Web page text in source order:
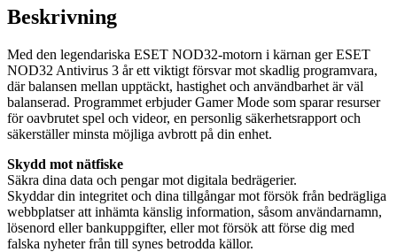
Ny
licens
Beskrivning
Med den legendariska ESET NOD32-motorn i kärnan ger ESET
NOD32 Antivirus 3 år ett viktigt försvar mot skadlig programvara,
där balansen mellan upptäckt, hastighet och användbarhet är väl
balanserad. Programmet erbjuder Gamer Mode som sparar resurser
för oavbrutet spel och videor, en personlig säkerhetsrapport och
säkerställer minsta möjliga avbrott på din enhet.
Skydd mot nätfiske
Säkra dina data och pengar mot digitala bedrägerier.
Skyddar din integritet och dina tillgångar mot försök från bedrägliga
webbplatser att inhämta känslig information, såsom användarnamn,
lösenord eller bankuppgifter, eller mot försök att förse dig med
falska nyheter från till synes betrodda källor.